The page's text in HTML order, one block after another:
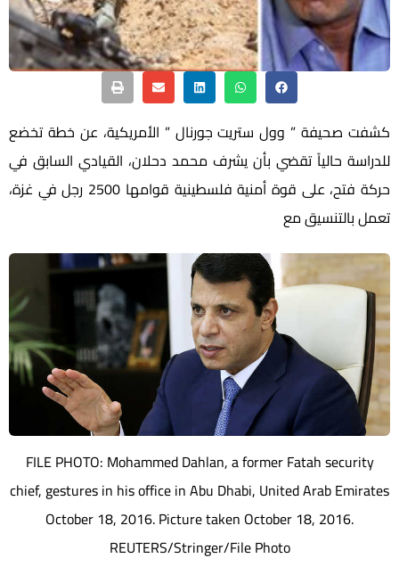
كشفت صحيفة ” وول ستريت جورنال ” الأمريكية، عن خطة تخضع
للدراسة حالياً تقضي بأن يشرف محمد دحلان، القيادي السابق في
حركة فتح، على قوة أمنية فلسطينية قوامها 2500 رجل في غزة،
تعمل بالتنسيق مع
FILE PHOTO: Mohammed Dahlan, a former Fatah security
chief, gestures in his office in Abu Dhabi, United Arab Emirates
October 18, 2016. Picture taken October 18, 2016.
REUTERS/Stringer/File Photo